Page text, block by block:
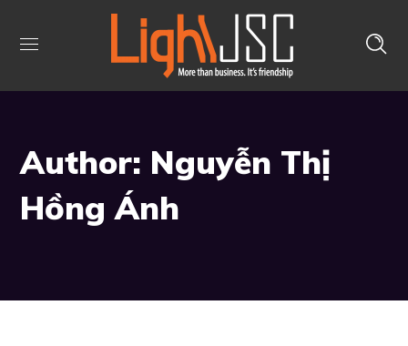
Author: Nguyễn Thị
Hồng Ánh